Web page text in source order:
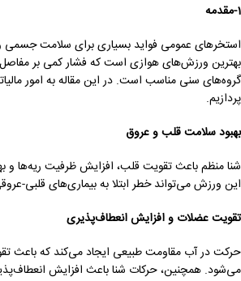
1-مقدمه
استخرهای عمومی فواید بسیاری برای سلامت جسمی
بهترین ورزش‌های هوازی است که فشار کمی بر مفاصل
گروه‌های سنی مناسب است. در این مقاله به امور
پردازیم.
بهبود سلامت قلب و عروق
شنا منظم باعث تقویت قلب، افزایش ظرفیت ریه‌ها
این ورزش می‌تواند خطر ابتلا به بیماری‌های قلبی-
تقویت عضلات و افزایش انعطاف‌پذیری
حرکت در آب مقاومت طبیعی ایجاد می‌کند که باعث
می‌شود. همچنین، حرکات شنا باعث افزایش